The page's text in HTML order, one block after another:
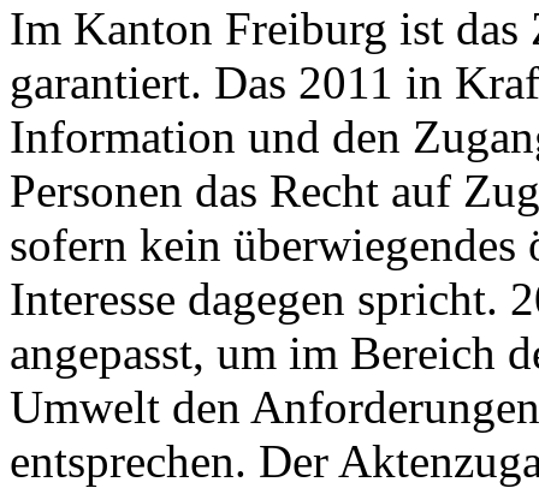
Im Kanton Freiburg ist das
garantiert. Das 2011 in
Information und den
Personen das Recht auf
sofern kein
Interesse dagegen spricht.
angepasst, um im Bereich
Umwelt den
entsprechen. Der